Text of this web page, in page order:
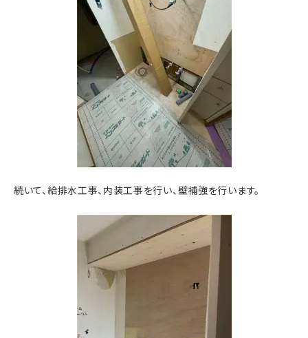
続いて、給排水工事、内装工事を行い、壁補強を行います。